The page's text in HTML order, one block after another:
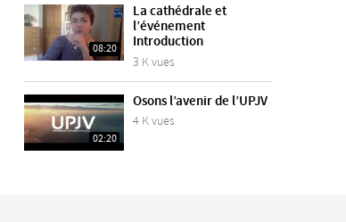
08:20
La cathédrale et
l’événement
Introduction
3 K vues
02:20
Osons l’avenir de l’UPJV
4 K vues